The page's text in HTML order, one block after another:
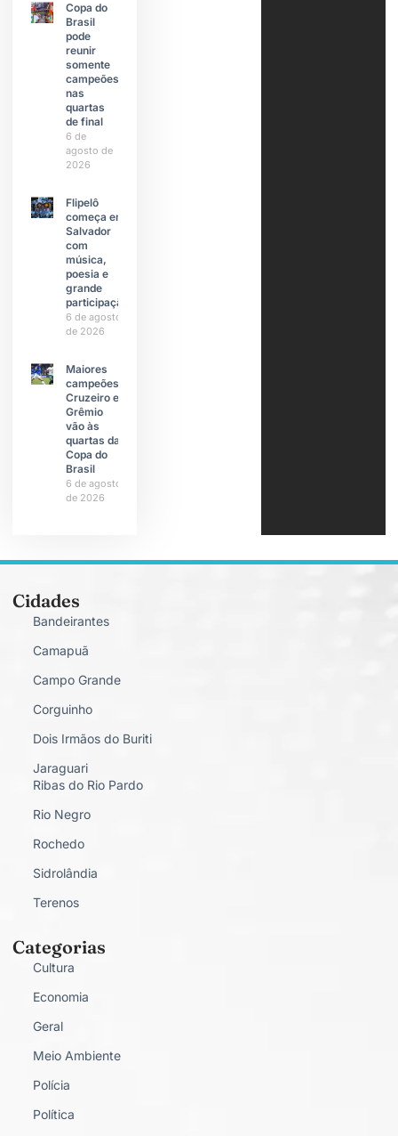
Copa do
Brasil
pode
reunir
somente
campeões
nas
quartas
de final
6 de
agosto de
2026
Flipelô
começa em
Salvador
com
música,
poesia e
grande
participação
6 de agosto
de 2026
Maiores
campeões,
Cruzeiro e
Grêmio
vão às
quartas da
Copa do
Brasil
6 de agosto
de 2026
Cidades
Bandeirantes
Camapuã
Campo Grande
Corguinho
Dois Irmãos do Buriti
Jaraguari
Ribas do Rio Pardo
Rio Negro
Rochedo
Sidrolândia
Terenos
Categorias
Cultura
Economia
Geral
Meio Ambiente
Polícia
Política